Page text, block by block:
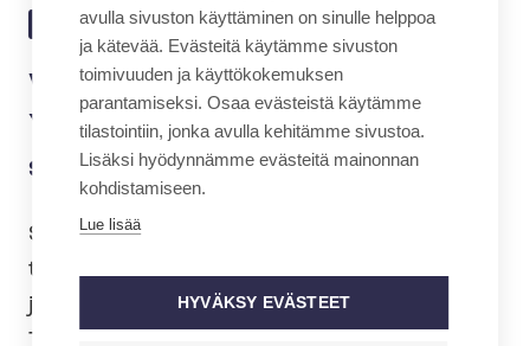
BLOGI 18.6.2025 | 15:09
Vappu Okkeri:
Yhdenvertaisuus ei ole toive,
se on velvoite
Syrjinnän ehkäisy ei ole pelkkä hyvän
tahdon ele, sillä yhdenvertaiset oikeudet
ja niiden turvaaminen on kirjattu lakiin.
Tasa-arvolaissa kielletään selkeästi
avulla sivuston käyttäminen on sinulle helppoa
ja kätevää. Evästeitä käytämme sivuston
toimivuuden ja käyttökokemuksen
parantamiseksi. Osaa evästeistä käytämme
tilastointiin, jonka avulla kehitämme sivustoa.
Lisäksi hyödynnämme evästeitä mainonnan
kohdistamiseen.
Lue lisää
HYVÄKSY EVÄSTEET